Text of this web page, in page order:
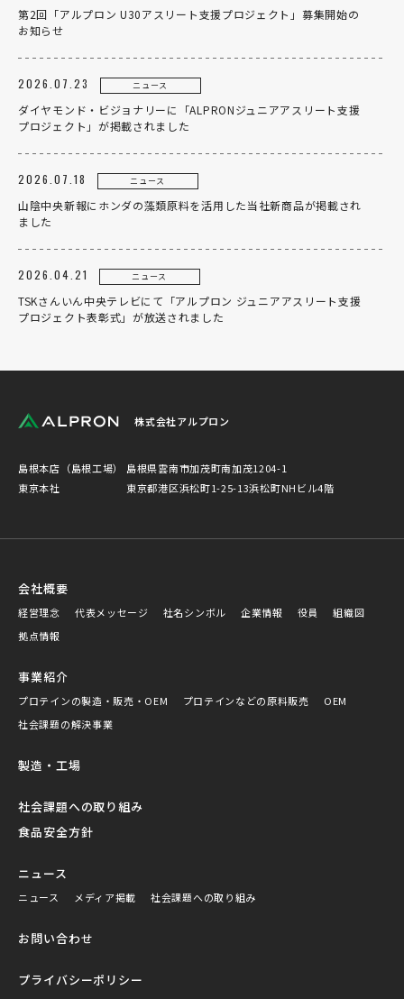
個人のお客様 法人のお客様
第2回「アルプロン U30アスリート支援プロジェクト」募集開始の
お知らせ
2026.07.23 ニュース
ダイヤモンド・ビジョナリーに「ALPRONジュニアアスリート支援
プロジェクト」が掲載されました
2026.07.18 ニュース
山陰中央新報にホンダの藻類原料を活用した当社新商品が掲載され
ました
2026.04.21 ニュース
TSKさんいん中央テレビにて「アルプロン ジュニアアスリート支援
プロジェクト表彰式」が放送されました
株式会社アルプロン
島根本店（島根工場）
島根県雲南市加茂町南加茂1204-1
東京本社
東京都港区浜松町1-25-13浜松町NHビル4階
会社概要
経営理念 代表メッセージ 社名シンボル 企業情報 役員
組織図
拠点情報
事業紹介
プロテインの製造・販売・OEM プロテインなどの原料販売
OEM
社会課題の解決事業
製造・工場
社会課題への取り組み
食品安全方針
ニュース
ニュース メディア掲載 社会課題への取り組み
お問い合わせ
プライバシーポリシー